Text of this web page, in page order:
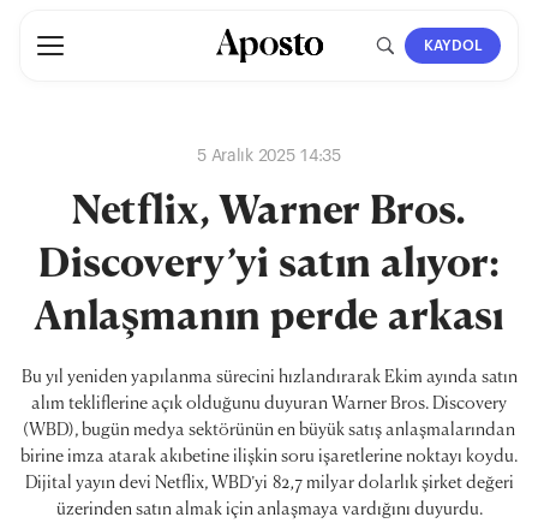
KAYDOL
5 Aralık 2025 14:35
Netflix, Warner Bros.
Discovery’yi satın alıyor:
Anlaşmanın perde arkası
Bu yıl yeniden yapılanma sürecini hızlandırarak Ekim ayında satın
alım tekliflerine açık olduğunu duyuran Warner Bros. Discovery
(WBD), bugün medya sektörünün en büyük satış anlaşmalarından
birine imza atarak akıbetine ilişkin soru işaretlerine noktayı koydu.
Dijital yayın devi Netflix, WBD’yi 82,7 milyar dolarlık şirket değeri
üzerinden satın almak için anlaşmaya vardığını duyurdu.